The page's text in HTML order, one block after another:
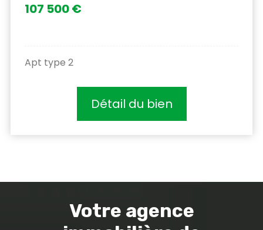
107 500 €
Apt type 2
Détail du bien
Votre agence